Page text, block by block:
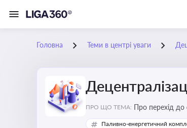
Головна Теми в центрі уваги
ПРО ЩО ТЕМА: Про перехід до
підвищення
Паливно-енергетичний